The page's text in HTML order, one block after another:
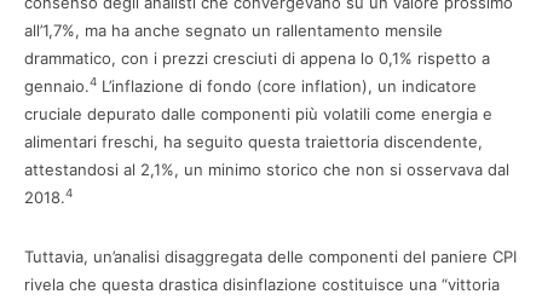
all’1,7%, ma ha anche segnato un rallentamento mensile
drammatico, con i prezzi cresciuti di appena lo 0,1% rispetto a
gennaio.4 L’inflazione di fondo (core inflation), un indicatore
cruciale depurato dalle componenti più volatili come energia e
alimentari freschi, ha seguito questa traiettoria discendente,
attestandosi al 2,1%, un minimo storico che non si osservava dal
2018.4
Tuttavia, un’analisi disaggregata delle componenti del paniere CPI
rivela che questa drastica disinflazione costituisce una “vittoria